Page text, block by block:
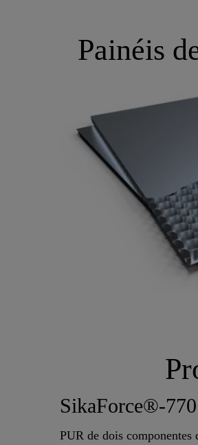
Painéis
SikaForce®-
PUR de dois componentes